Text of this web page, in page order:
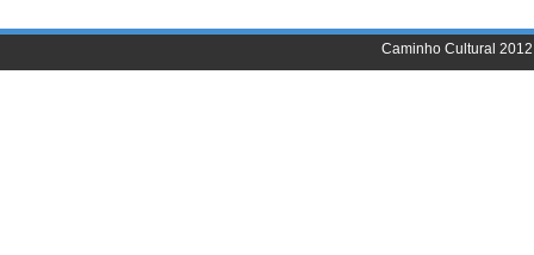
Caminho Cultural